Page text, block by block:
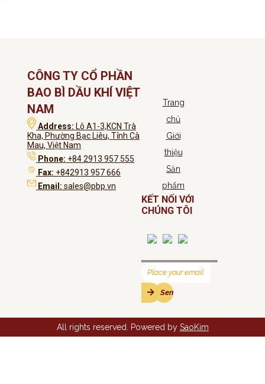
CÔNG TY CỔ PHẦN
BAO BÌ DẦU KHÍ VIỆT
NAM
Address: Lô A1-3,KCN Trà
Kha, Phường Bạc Liêu, Tỉnh Cà
Mau, Việt Nam
Phone: +84 2913 957 555
Fax: +842913 957 666
Email: sales@pbp.vn
Trang
chủ
Giới
thiệu
Sản
phẩm
KẾT NỐI VỚI
CHÚNG TÔI
All rights reserved. Powered by SaoKim